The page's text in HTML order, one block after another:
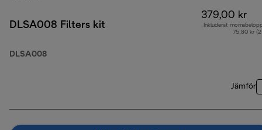
DLSA008 Filters kit
DLSA008
379,00 kr
Inkluderat
75,80 kr
Jämför